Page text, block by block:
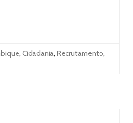
, Cidadania, Recrutamento,